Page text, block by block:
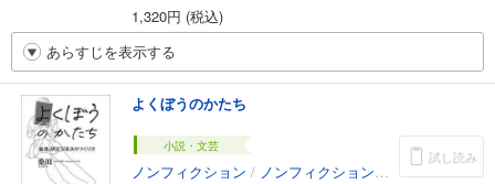
1,320円 (税込)
あらすじを表示する
よくぼうのかたち
小説・文芸
ノンフィクション / ノンフィクション・ドキュメンタリー
試し読み